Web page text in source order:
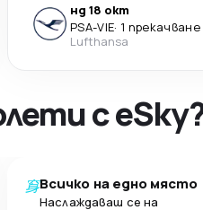
нд 18 окт
PSA-VIE· 1 прекачване
Lufthansa
с
Всичко на едно място
Наслаждаваш се на